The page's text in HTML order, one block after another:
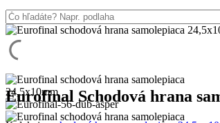
Eurofinal Schodová hrana